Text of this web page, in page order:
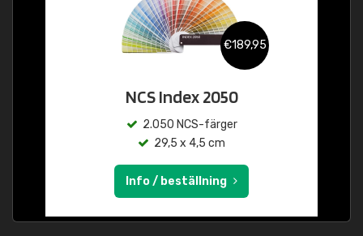
€189,95
NCS Index 2050
2.050 NCS-färger
29,5 x 4,5 cm
Info / beställning